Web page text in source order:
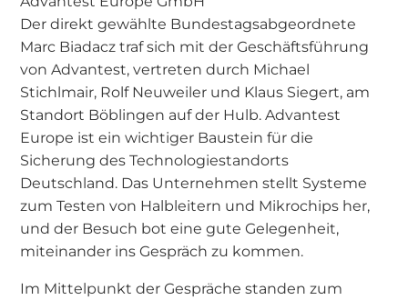
Der direkt gewählte Bundestagsabgeordnete
Marc Biadacz traf sich mit der Geschäftsführung
von Advantest, vertreten durch Michael
Stichlmair, Rolf Neuweiler und Klaus Siegert, am
Standort Böblingen auf der Hulb. Advantest
Europe ist ein wichtiger Baustein für die
Sicherung des Technologiestandorts
Deutschland. Das Unternehmen stellt Systeme
zum Testen von Halbleitern und Mikrochips her,
und der Besuch bot eine gute Gelegenheit,
miteinander ins Gespräch zu kommen.
Im Mittelpunkt der Gespräche standen zum